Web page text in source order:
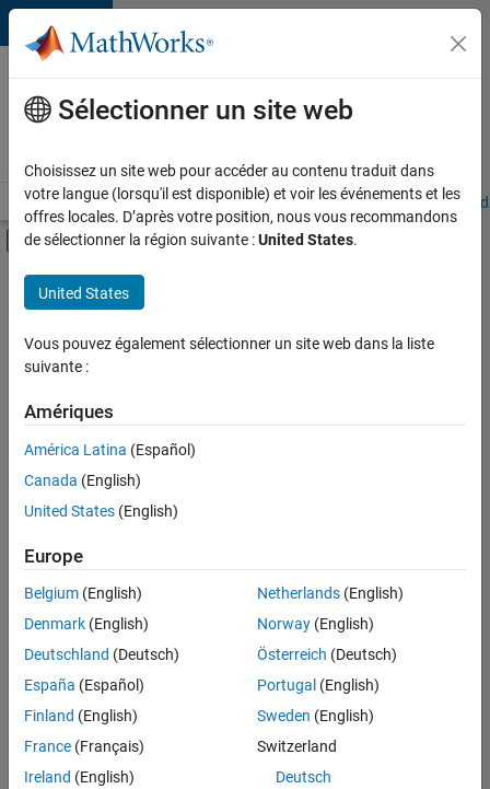
Passer au contenu
Votre
carrière
chez
Accueil Explorer nos opportunités Adresses de nos bureaux
Activer/désactiver l'affichage du menu
Contenu principal
FILTRER PAR
Technologies de l’information
Ventes commerciales
Services marketing
Actuellement,
aucune
offre
d'emploi
correspondant
à vos
critères
de
recherche.
Vous
pouvez
élargir
votre
recherche
Sélectionner un site web
Choisissez un site web pour accéder au contenu traduit dans
votre langue (lorsqu'il est disponible) et voir les événements et les
offres locales. D’après votre position, nous vous recommandons
de sélectionner la région suivante :United States.
United States
Vous pouvez également sélectionner un site web dans la liste
suivante :
Amériques
América Latina (Español)
Canada (English)
United States (English)
Europe
Belgium (English)
Denmark (English)
Deutschland (Deutsch)
España (Español)
Finland (English)
France (Français)
Ireland (English)
Netherlands(English)
Norway(English)
Österreich (Deutsch)
Portugal (English)
Sweden (English)
Switzerland
Deutsch